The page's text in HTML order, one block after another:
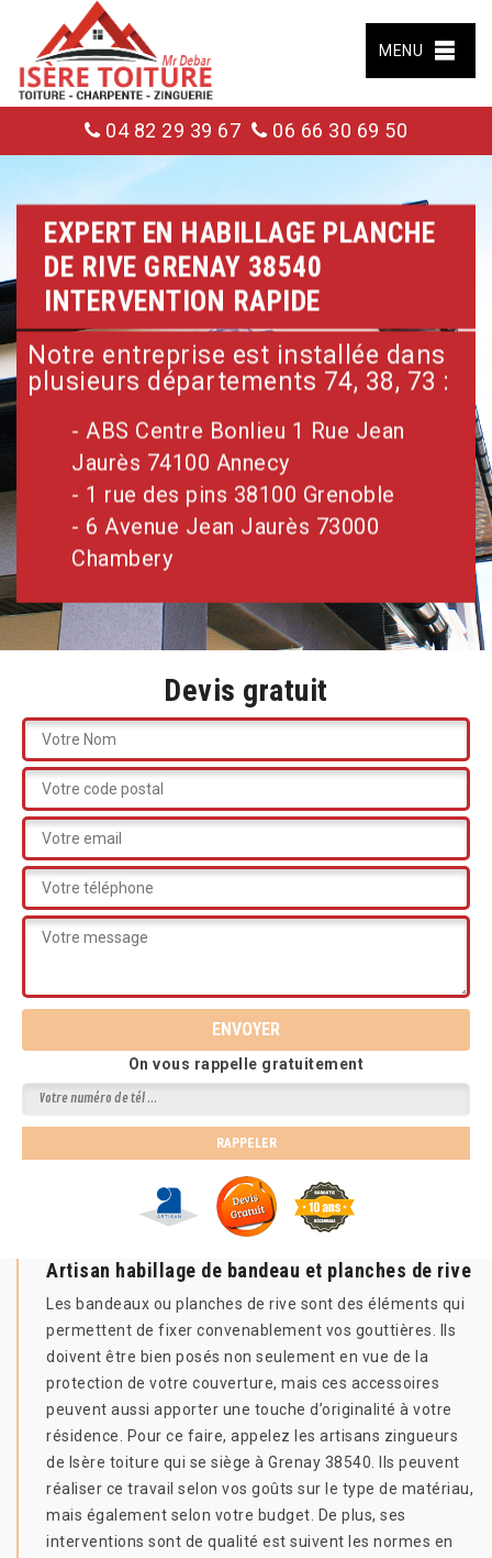
MENU
04 82 29 39 67 06 66 30 69 50
EXPERT EN HABILLAGE PLANCHE
DE RIVE GRENAY 38540
INTERVENTION RAPIDE
Notre entreprise est installée dans
plusieurs départements 74, 38, 73 :
- ABS Centre Bonlieu 1 Rue Jean
Jaurès 74100 Annecy
- 1 rue des pins 38100 Grenoble
- 6 Avenue Jean Jaurès 73000
Chambery
Devis gratuit
On vous rappelle gratuitement
Artisan habillage de bandeau et planches de rive
Les bandeaux ou planches de rive sont des éléments qui
permettent de fixer convenablement vos gouttières. Ils
doivent être bien posés non seulement en vue de la
protection de votre couverture, mais ces accessoires
peuvent aussi apporter une touche d’originalité à votre
résidence. Pour ce faire, appelez les artisans zingueurs
de Isère toiture qui se siège à Grenay 38540. Ils peuvent
réaliser ce travail selon vos goûts sur le type de matériau,
mais également selon votre budget. De plus, ses
interventions sont de qualité est suivent les normes en